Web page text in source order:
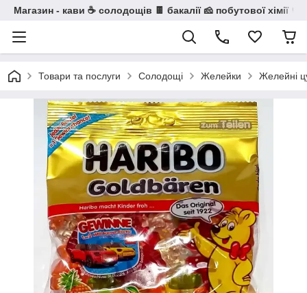
Магазин - кави ☕ солодощів 🍫 бакалії 🧀 побутової хімії 🧼
Товари та послуги Солодощі Желейки Желейні